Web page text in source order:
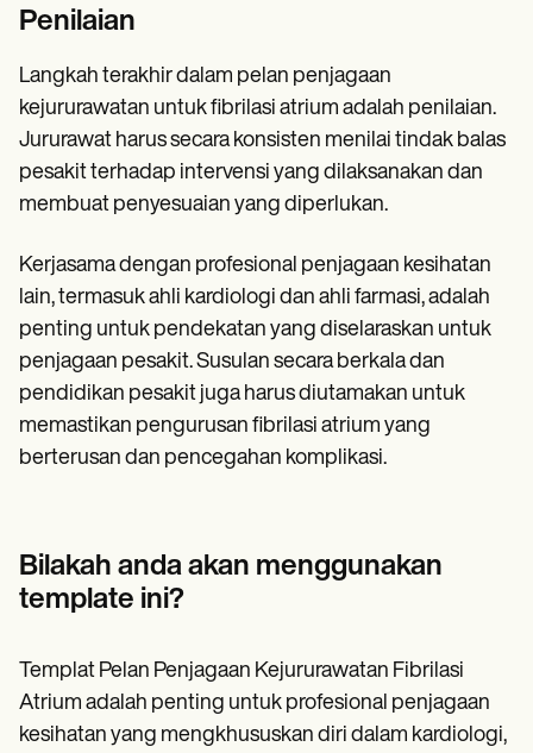
Penilaian
Langkah terakhir dalam pelan penjagaan
kejururawatan untuk fibrilasi atrium adalah penilaian.
Jururawat harus secara konsisten menilai tindak balas
pesakit terhadap intervensi yang dilaksanakan dan
membuat penyesuaian yang diperlukan.
Kerjasama dengan profesional penjagaan kesihatan
lain, termasuk ahli kardiologi dan ahli farmasi, adalah
penting untuk pendekatan yang diselaraskan untuk
penjagaan pesakit. Susulan secara berkala dan
pendidikan pesakit juga harus diutamakan untuk
memastikan pengurusan fibrilasi atrium yang
berterusan dan pencegahan komplikasi.
Bilakah anda akan menggunakan
template ini?
Templat Pelan Penjagaan Kejururawatan Fibrilasi
Atrium adalah penting untuk profesional penjagaan
kesihatan yang mengkhususkan diri dalam kardiologi,